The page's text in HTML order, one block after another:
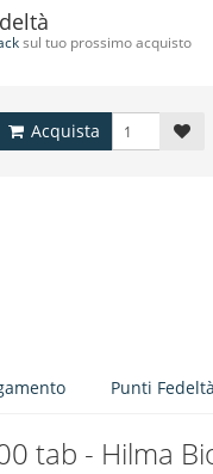
sul tuo prossimo acquisto
Acquista
Punti Fedeltà
tab - Hilma